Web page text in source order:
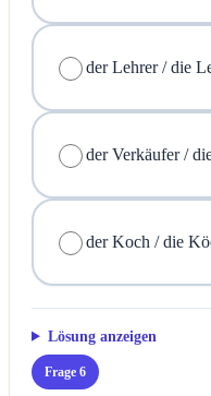
der Lehrer / die
der Verkäufer /
der Koch / die
Lösung anzeigen
Frage 6